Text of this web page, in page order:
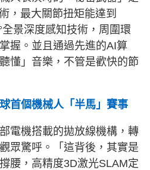
，最大關節扭矩能達到
景深度感知技術，周圍環
握。並且通過先進的AI算
懂」音樂，不管是歡快的節
首個機械人「半馬」賽事
電機搭載的拋放線機構，轉
眾驚呼。「這背後，其實是
腰，高精度3D激光SLAM定